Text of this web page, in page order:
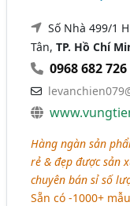
Số Nhà 499/1
Tân,TP. Hồ Chí
0968 682 726
Hàng ngàn sản
rẻ & đẹp được sản
chuyên bán sỉ số
Sẵn có -1000+